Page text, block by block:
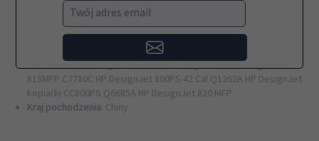
Numery OEM:C7770-60013 / C7770-60002
Kompatybilny:
C7770B HP DesignJet 500 42 Cal C7770E HP
DesignJet 500 mono 42 Cal CH337A HP DesignJet 510 42 Cal
C7770F HP DesignJet 500 Plus 42 Cal C7780B HP DesignJet 800 42
Cal CJ997A HP DesignJet 510PS 42 Cal Q1279A HP DesignJet
815MFP C7780C HP DesignJet 800PS 42 Cal Q1262A HP DesignJet
kopiarki CC800PS Q6685A HP DesignJet 820 MFP
Kraj pochodzenia: Chiny
Twój adres email